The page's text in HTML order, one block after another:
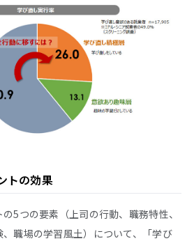
トの効果
5つの要素（上司の行動、職務特性、
職場の学習風土）について、「学び